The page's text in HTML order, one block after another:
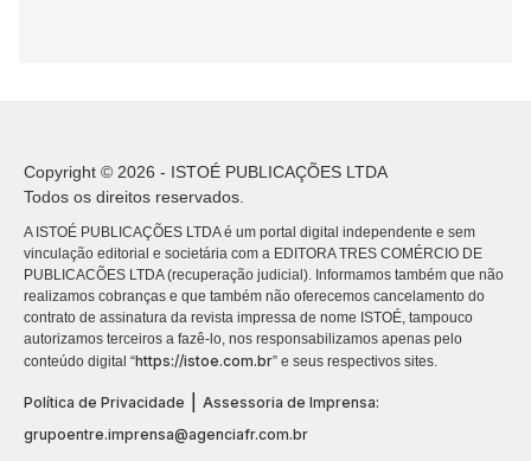
Copyright © 2026 - ISTOÉ PUBLICAÇÕES LTDA
Todos os direitos reservados.
A ISTOÉ PUBLICAÇÕES LTDA é um portal digital independente e sem
vinculação editorial e societária com a EDITORA TRES COMÉRCIO DE
PUBLICACÕES LTDA (recuperação judicial). Informamos também que não
realizamos cobranças e que também não oferecemos cancelamento do
contrato de assinatura da revista impressa de nome ISTOÉ, tampouco
autorizamos terceiros a fazê-lo, nos responsabilizamos apenas pelo
conteúdo digital “https://istoe.com.br” e seus respectivos sites.
Política de Privacidade | Assessoria de Imprensa:
grupoentre.imprensa@agenciafr.com.br